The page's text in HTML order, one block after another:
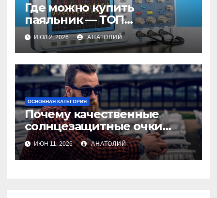
Где можно купить
паяльник — ТОП
проверенных магазинов
ИЮЛ 2, 2026 АНАТОЛИЙ
ОСНОВНАЯ КАТЕГОРИЯ
Почему качественные
солнцезащитные очки
важны для здоровья глаз
ИЮН 11, 2026 АНАТОЛИЙ